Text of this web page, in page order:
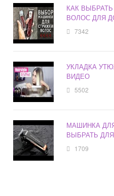
КАК
ВОЛОС ДЛЯ
7342
УКЛАДКА
ВИДЕО
5502
МАШИНКА
ВЫБРАТЬ
1709